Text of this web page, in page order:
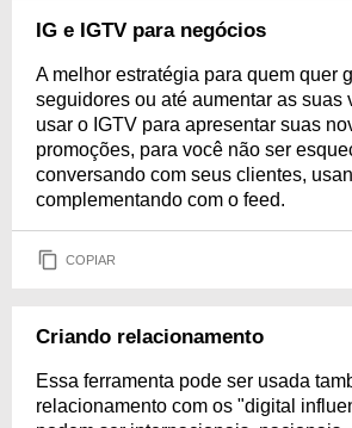
IG e IGTV para negócios
A melhor estratégia para quem quer
seguidores ou até aumentar as suas
usar o IGTV para apresentar suas
promoções, para você não ser
conversando com seus clientes,
complementando com o feed.
COPIAR
Criando relacionamento
Essa ferramenta pode ser usada
relacionamento com os "digital